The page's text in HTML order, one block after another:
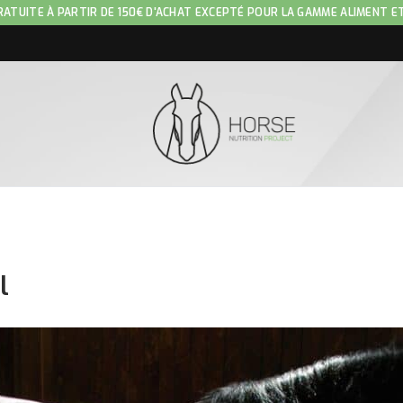
À PARTIR DE 150€ D'ACHAT EXCEPTÉ POUR LA GAMME ALIMENT